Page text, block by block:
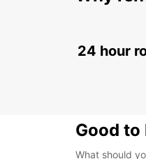
24 hour
Good to
What should